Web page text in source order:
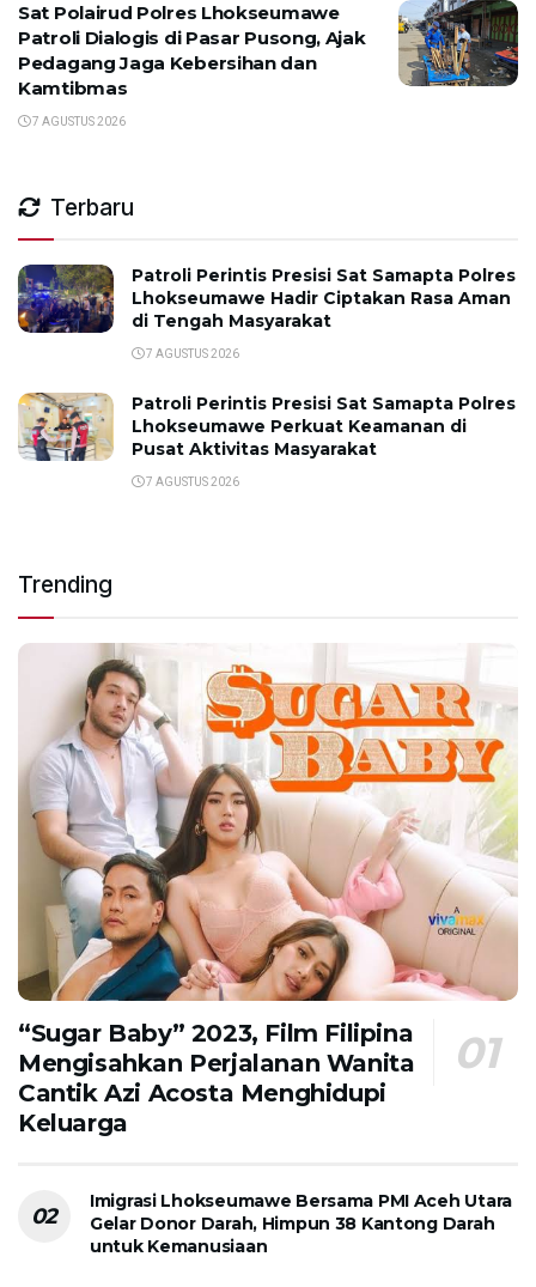
Sat Polairud Polres Lhokseumawe
Patroli Dialogis di Pasar Pusong, Ajak
Pedagang Jaga Kebersihan dan
Kamtibmas
7 AGUSTUS 2026
Terbaru
Patroli Perintis Presisi Sat Samapta Polres
Lhokseumawe Hadir Ciptakan Rasa Aman
di Tengah Masyarakat
7 AGUSTUS 2026
Patroli Perintis Presisi Sat Samapta Polres
Lhokseumawe Perkuat Keamanan di
Pusat Aktivitas Masyarakat
7 AGUSTUS 2026
Trending
“Sugar Baby” 2023, Film Filipina
Mengisahkan Perjalanan Wanita
Cantik Azi Acosta Menghidupi
Keluarga
Imigrasi Lhokseumawe Bersama PMI Aceh Utara
Gelar Donor Darah, Himpun 38 Kantong Darah
untuk Kemanusiaan